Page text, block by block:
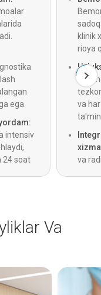
ega.
intensiv
24 soat
klinik
rioya
va
va
Va